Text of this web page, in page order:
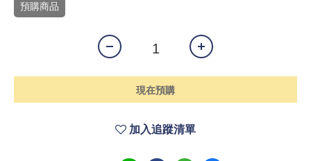
預購商品
現在預購
加入追蹤清單